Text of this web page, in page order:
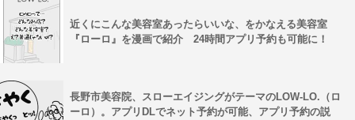
近くにこんな美容室あったらいいな、をかなえる美容室
『ローロ』を漫画で紹介 24時間アプリ予約も可能に！
長野市美容院、スローエイジングがテーマのLOW-LO.（ロ
ーロ）。アプリDLでネット予約が可能、アプリ予約の説